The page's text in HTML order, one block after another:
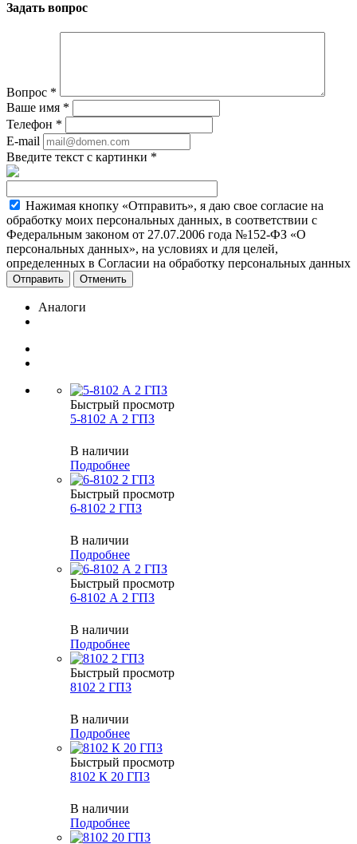
Задать вопрос
Вопрос *
Ваше имя *
Телефон *
E-mail
Введите текст с картинки *
Нажимая кнопку «Отправить», я даю свое согласие на
обработку моих персональных данных, в соответствии с
Федеральным законом от 27.07.2006 года №152-ФЗ «О
персональных данных», на условиях и для целей,
определенных в Согласии на обработку персональных данных
Отменить
Аналоги
Быстрый просмотр
5-8102 А 2 ГПЗ
В наличии
Подробнее
Быстрый просмотр
6-8102 2 ГПЗ
В наличии
Подробнее
Быстрый просмотр
6-8102 А 2 ГПЗ
В наличии
Подробнее
Быстрый просмотр
8102 2 ГПЗ
В наличии
Подробнее
Быстрый просмотр
8102 К 20 ГПЗ
В наличии
Подробнее